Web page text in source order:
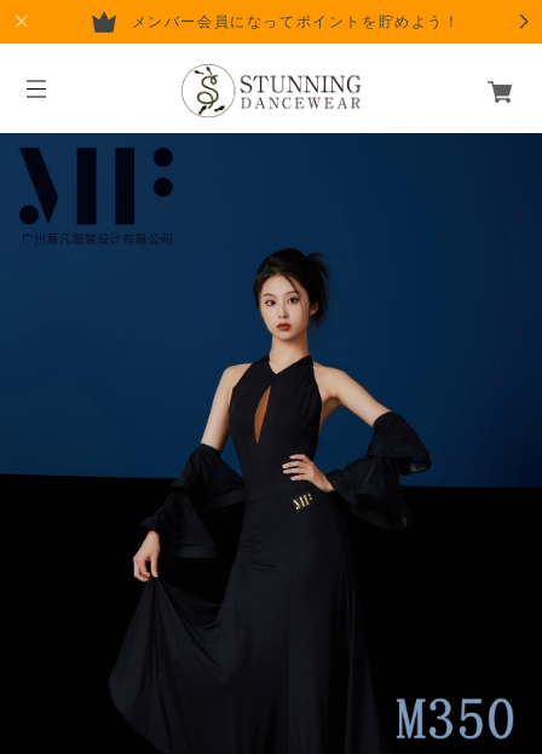
メンバー会員になってポイントを貯めよう！